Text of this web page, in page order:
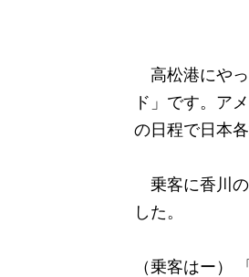
高松港にやっ
ド」です。ア
の日程で日本
乗客に香川の
した。
（乗客はー）